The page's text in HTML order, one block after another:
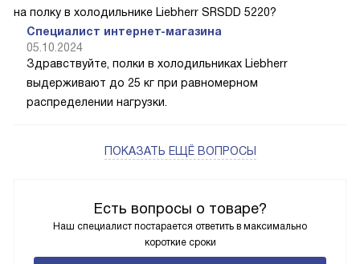
Есть вопросы о товаре?
Наш специалист постарается ответить в максимально
короткие сроки
на полку в холодильнике Liebherr SRSDD 5220?
Специалист интернет-магазина
05.10.2024
Здравствуйте, полки в холодильниках Liebherr
выдерживают до 25 кг при равномерном
распределении нагрузки.
ПОКАЗАТЬ ЕЩЁ ВОПРОСЫ